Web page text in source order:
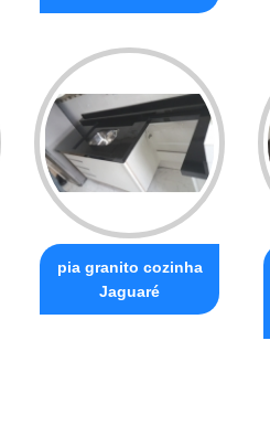
pia granito cozinha
Jaguaré